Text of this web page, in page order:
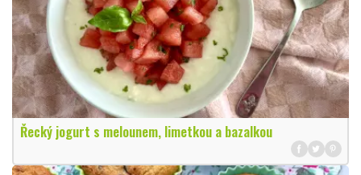
Řecký jogurt s melounem, limetkou a bazalkou